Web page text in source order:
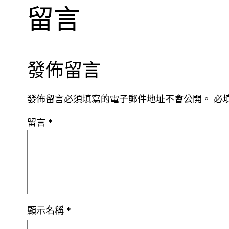
留言
發佈留言
發佈留言必須填寫的電子郵件地址不會公開。 必
留言 *
顯示名稱 *